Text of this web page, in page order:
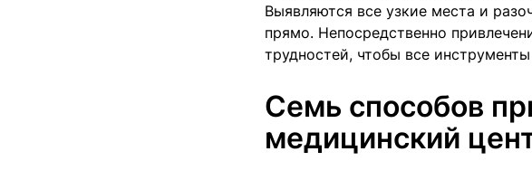
Выявляются все узкие места и
прямо. Непосредственно
трудностей, чтобы все
Семь способов
медицинский